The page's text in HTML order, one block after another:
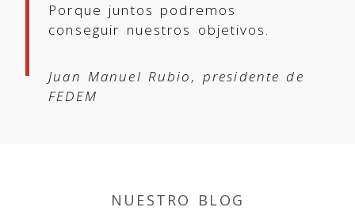
Porque juntos podremos
conseguir nuestros objetivos.
Juan Manuel Rubio, presidente de
FEDEM
NUESTRO BLOG